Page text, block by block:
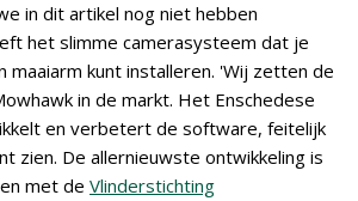
in dit artikel nog niet hebben
het slimme camerasysteem dat je
maaiarm kunt installeren. 'Wij zetten de
in de markt. Het Enschedese
en verbetert de software, feitelijk
zien. De allernieuwste ontwikkeling is
met de Vlinderstichting